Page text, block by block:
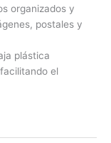
organizados y
postales y
plástica
el